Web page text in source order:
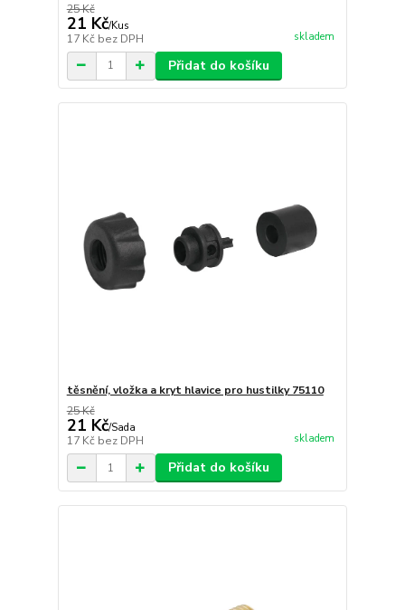
25 Kč
21 Kč/Kus
17 Kč bez DPH skladem
Přidat do košíku
těsnění, vložka a kryt hlavice pro hustilky 75110
25 Kč
21 Kč/Sada
17 Kč bez DPH skladem
Přidat do košíku